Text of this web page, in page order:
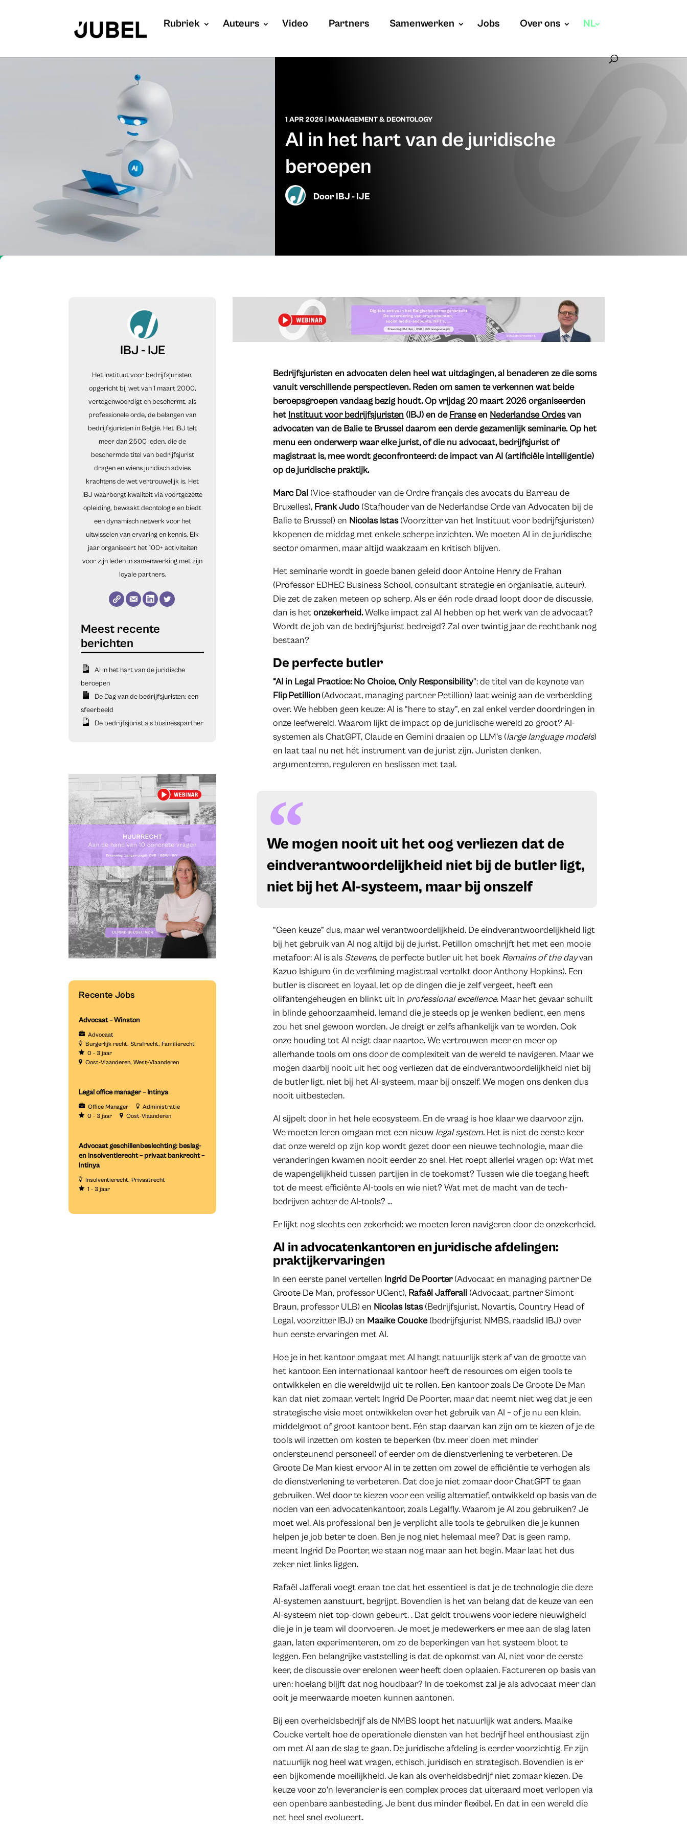
Rubriek Auteurs Video Partners Samenwerken Jobs Over ons NL
1 APR 2026 MANAGEMENT & DEONTOLOGY
AI in het hart van de juridische
beroepen
DoorIBJ - IJE
IBJ - IJE
Het Instituut voor bedrijfsjuristen,
opgericht bij wet van 1 maart 2000,
vertegenwoordigt en beschermt, als
professionele orde, de belangen van
bedrijfsjuristen in België. Het IBJ telt
meer dan 2500 leden, die de
beschermde titel van bedrijfsjurist
dragen en wiens juridisch advies
krachtens de wet vertrouwelijk is. Het
IBJ waarborgt kwaliteit via voortgezette
opleiding, bewaakt deontologie en biedt
een dynamisch netwerk voor het
uitwisselen van ervaring en kennis. Elk
jaar organiseert het 100+ activiteiten
voor zijn leden in samenwerking met zijn
loyale partners.
AI in het hart van de juridische
beroepen
De Dag van de bedrijfsjuristen: een
sfeerbeeld
De bedrijfsjurist als businesspartner
Recente Jobs
Advocaat – Winston
Advocaat
Burgerlijk recht Strafrecht Familierecht
0 - 3 jaar
Oost-Vlaanderen West-Vlaanderen
Legal office manager – Intinya
Office Manager
Administratie
0 - 3 jaar
Oost-Vlaanderen
Advocaat geschillenbeslechting: beslag-
en insolventierecht – privaat bankrecht –
Intinya
Insolventierecht Privaatrecht
1 - 3 jaar
Bedrijfsjuristen en advocaten delen heel wat uitdagingen, al benaderen ze die soms
vanuit verschillende perspectieven. Reden om samen te verkennen wat beide
beroepsgroepen vandaag bezig houdt. Op vrijdag 20 maart 2026 organiseerden
het Instituut voor bedrijfsjuristen (IBJ) en deFranseen Nederlandse Ordesvan
advocaten van de Balie te Brussel daarom een derde gezamenlijk seminarie. Op het
menu een onderwerp waar elke jurist, of die nu advocaat, bedrijfsjurist of
magistraat is, mee wordt geconfronteerd: de impact van AI (artificiële intelligentie)
op de juridische praktijk.
Marc Dal (Vice-stafhouder van de Ordre français des avocats du Barreau de
Bruxelles), Frank Judo (Stafhouder van de Nederlandse Orde van Advocaten bij de
Balie te Brussel) en Nicolas Istas(Voorzitter van het Instituut voor bedrijfsjuristen)
kkopenen de middag met enkele scherpe inzichten. We moeten AI in de juridische
sector omarmen, maar altijd waakzaam en kritisch blijven.
Het seminarie wordt in goede banen geleid door Antoine Henry de Frahan
(Professor EDHEC Business School, consultant strategie en organisatie, auteur).
Die zet de zaken meteen op scherp. Als er één rode draad loopt door de discussie,
dan is hetonzekerheid.Welke impact zal AI hebben op het werk van de advocaat?
Wordt de job van de bedrijfsjurist bedreigd? Zal over twintig jaar de rechtbank nog
bestaan?
De perfecte butler
“AI in Legal Practice: No Choice, Only Responsibility": de titel van de keynote van
Flip Petillion(Advocaat, managing partner Petillion) laat weinig aan de verbeelding
over. We hebben geen keuze: AI is “here to stay”, en zal enkel verder doordringen in
onze leefwereld. Waarom lijkt de impact op de juridische wereld zo groot? AI-
systemen als ChatGPT, Claude en Gemini draaien op LLM’s (large language models)
en laat taal nu net hét instrument van de jurist zijn. Juristen denken,
argumenteren, reguleren en beslissen met taal.
​We mogen nooit uit het oog verliezen dat de
eindverantwoordelijkheid niet bij de butler ligt,
niet bij het AI-systeem, maar bij onszelf
“Geen keuze” dus, maar wel verantwoordelijkheid. De eindverantwoordelijkheid ligt
bij het gebruik van AI nog altijd bij de jurist. Petillon omschrijft het met een mooie
metafoor: AI is als Stevens, de perfecte butler uit het boek Remains of the dayvan
Kazuo Ishiguro (in de verfilming magistraal vertolkt door Anthony Hopkins). Een
butler is discreet en loyaal, let op de dingen die je zelf vergeet, heeft een
olifantengeheugen en blinkt uit in professional excellence. Maar het gevaar schuilt
in blinde gehoorzaamheid. Iemand die je steeds op je wenken bedient, een mens
zou het snel gewoon worden. Je dreigt er zelfs afhankelijk van te worden. Ook
onze houding tot AI neigt daar naartoe. We vertrouwen meer en meer op
allerhande tools om ons door de complexiteit van de wereld te navigeren. Maar we
mogen daarbij nooit uit het oog verliezen dat de eindverantwoordelijkheid niet bij
de butler ligt, niet bij het AI-systeem, maar bij onszelf. We mogen ons denken dus
nooit uitbesteden.
AI sijpelt door in het hele ecosysteem. En de vraag is hoe klaar we daarvoor zijn.
We moeten leren omgaan met een nieuw legal system. Het is niet de eerste keer
dat onze wereld op zijn kop wordt gezet door een nieuwe technologie, maar die
veranderingen kwamen nooit eerder zo snel. Het roept allerlei vragen op: Wat met
de wapengelijkheid tussen partijen in de toekomst? Tussen wie die toegang heeft
tot de meest efficiënte AI-tools en wie niet? Wat met de macht van de tech-
bedrijven achter de AI-tools? …
Er lijkt nog slechts een zekerheid: we moeten leren navigeren door de onzekerheid.
AI in advocatenkantoren en juridische afdelingen:
praktijkervaringen
In een eerste panel vertellen Ingrid De Poorter(Advocaat en managing partner De
Groote De Man, professor UGent), Rafaël Jafferali (Advocaat, partner Simont
Braun, professor ULB) en Nicolas Istas(Bedrijfsjurist, Novartis, Country Head of
Legal, voorzitter IBJ) en Maaike Coucke(bedrijfsjurist NMBS, raadslid IBJ) over
hun eerste ervaringen met AI.
Hoe je in het kantoor omgaat met AI hangt natuurlijk sterk af van de grootte van
het kantoor. Een internationaal kantoor heeft de resources om eigen tools te
ontwikkelen en die wereldwijd uit te rollen. Een kantoor zoals De Groote De Man
kan dat niet zomaar, vertelt Ingrid De Poorter, maar dat neemt niet weg dat je een
strategische visie moet ontwikkelen over het gebruik van AI – of je nu een klein,
middelgroot of groot kantoor bent. Eén stap daarvan kan zijn om te kiezen of je de
tools wil inzetten om kosten te beperken (bv. meer doen met minder
ondersteunend personeel) of eerder om de dienstverlening te verbeteren. De
Groote De Man kiest ervoor AI in te zetten om zowel de efficiëntie te verhogen als
de dienstverlening te verbeteren. Dat doe je niet zomaar door ChatGPT te gaan
gebruiken. Wel door te kiezen voor een veilig alternatief, ontwikkeld op basis van de
noden van een advocatenkantoor, zoals Legalfly. Waarom je AI zou gebruiken? Je
moet wel. Als professional ben je verplicht alle tools te gebruiken die je kunnen
helpen je job beter te doen. Ben je nog niet helemaal mee? Dat is geen ramp,
meent Ingrid De Poorter, we staan nog maar aan het begin. Maar laat het dus
zeker niet links liggen.
Rafaël Jafferali voegt eraan toe dat het essentieel is dat je de technologie die deze
AI-systemen aanstuurt, begrijpt. Bovendien is het van belang dat de keuze van een
AI-systeem niet top-down gebeurt. . Dat geldt trouwens voor iedere nieuwigheid
die je in je team wil doorvoeren. Je moet je medewerkers er mee aan de slag laten
gaan, laten experimenteren, om zo de beperkingen van het systeem bloot te
leggen. Een belangrijke vaststelling is dat de opkomst van AI, niet voor de eerste
keer, de discussie over erelonen weer heeft doen oplaaien. Factureren op basis van
uren: hoelang blijft dat nog houdbaar? In de toekomst zal je als advocaat meer dan
ooit je meerwaarde moeten kunnen aantonen.
Bij een overheidsbedrijf als de NMBS loopt het natuurlijk wat anders. Maaike
Coucke vertelt hoe de operationele diensten van het bedrijf heel enthousiast zijn
om met AI aan de slag te gaan. De juridische afdeling is eerder voorzichtig. Er zijn
natuurlijk nog heel wat vragen, ethisch, juridisch en strategisch. Bovendien is er
een bijkomende moeilijkheid. Je kan als overheidsbedrijf niet zomaar kiezen. De
keuze voor zo’n leverancier is een complex proces dat uiteraard moet verlopen via
een openbare aanbesteding. Je bent dus minder flexibel. En dat in een wereld die
net heel snel evolueert.